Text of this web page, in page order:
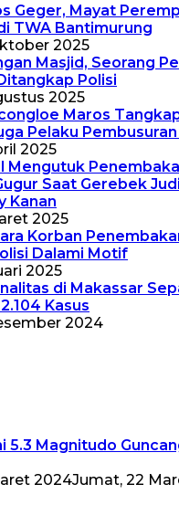
Geger, Mayat
TWA Bantimurung
2025
Masjid, Seorang
Polisi
2025
Maros
Pelaku
2025
Mengutuk
Saat Gerebek
Kanan
2025
Korban
Dalami Motif
2025
di Makassar
Kasus
2024
5.3 Magnitudo
2024Jumat, 22